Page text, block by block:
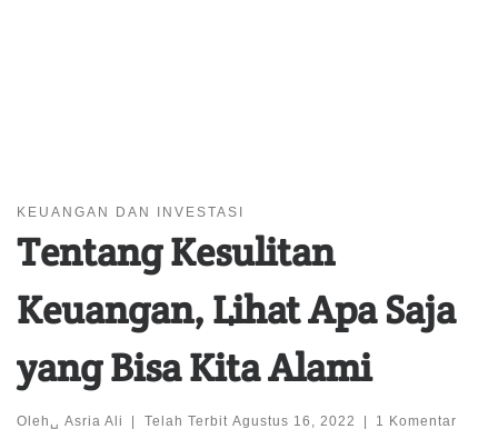
KEUANGAN DAN INVESTASI
Tentang Kesulitan
Keuangan, Lihat Apa Saja
yang Bisa Kita Alami
Oleh␣ Asria Ali | Telah Terbit Agustus 16, 2022 | 1 Komentar